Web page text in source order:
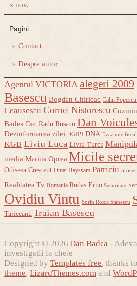
« nov.
Pagini
Contact
Despre autor
Agentul VICTORIA alegeri 2009
Basescu Bogdan Chirieac Calin Popescu
Ceausescu Cornel Nistorescu
Badea Dan Radu Rusanu Dan
Dezinformarea zilei DGIPI DNA Evaziune
KGB Liviu Luca Liviu Turcu
media Marius Oprea Micile
Odiseea Crescent Omar Hayssam Patriciu
Realitatea Tv Romania Rudas Erno Securitate
Ovidiu Vintu Sorin Rosca Stanescu
Tariceanu Traian Basescu
Copyright © 2026 Dan Badea -
investigatii la cheie
Designed by Templates free, thanks
theme, LizardThemes.comand